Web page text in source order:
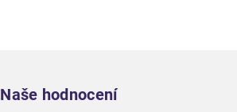
Naše hodnocení